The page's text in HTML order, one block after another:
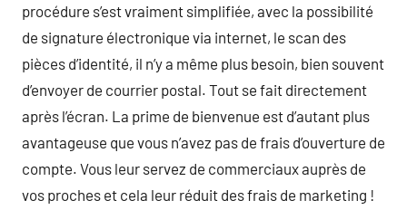
procédure s’est vraiment simplifiée, avec la possibilité
de signature électronique via internet, le scan des
pièces d’identité, il n’y a même plus besoin, bien souvent
d’envoyer de courrier postal. Tout se fait directement
après l’écran. La prime de bienvenue est d’autant plus
avantageuse que vous n’avez pas de frais d’ouverture de
compte. Vous leur servez de commerciaux auprès de
vos proches et cela leur réduit des frais de marketing !